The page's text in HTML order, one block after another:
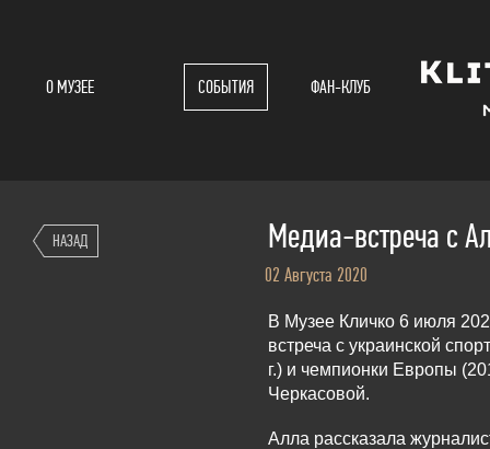
О МУЗЕЕ СОБЫТИЯ ФАН-КЛУБ
НАЗАД Медиа-встреча с
02 Августа 2020
В Музее Кличко 6 июля
встреча с украинской
г.) и чемпионки Европы
Черкасовой.
Алла рассказала